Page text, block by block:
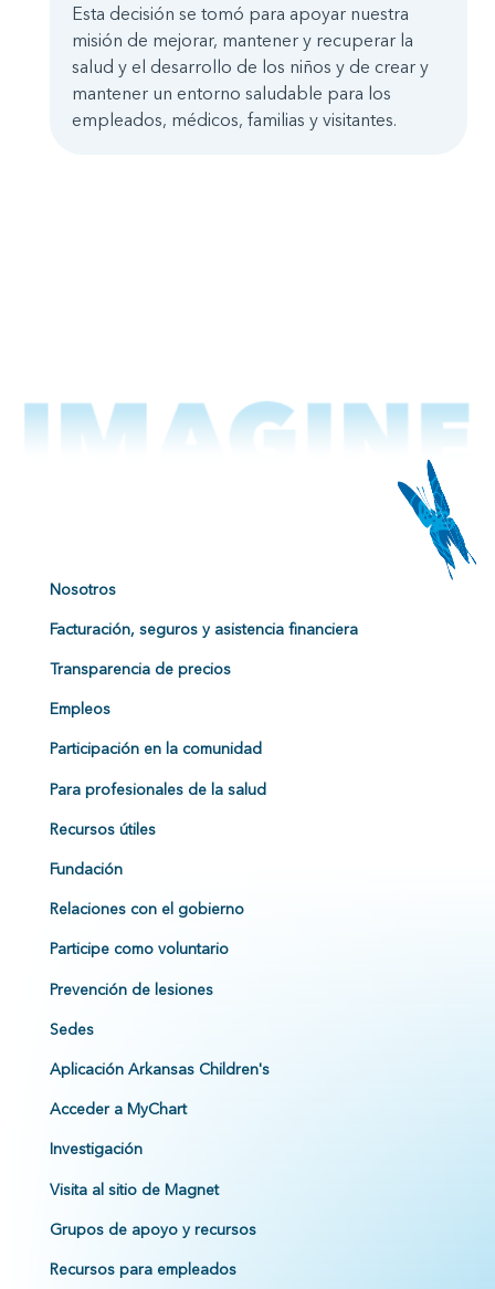
Esta decisión se tomó para apoyar nuestra
misión de mejorar, mantener y recuperar la
salud y el desarrollo de los niños y de crear y
mantener un entorno saludable para los
empleados, médicos, familias y visitantes.
Nosotros
Facturación, seguros y asistencia financiera
Transparencia de precios
Empleos
Participación en la comunidad
Para profesionales de la salud
Recursos útiles
Fundación
Relaciones con el gobierno
Participe como voluntario
Prevención de lesiones
Sedes
Aplicación Arkansas Children's
Acceder a MyChart
Investigación
Visita al sitio de Magnet
Grupos de apoyo y recursos
Recursos para empleados